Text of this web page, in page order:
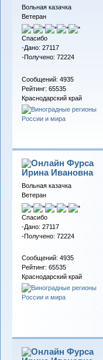
Вольная казачка
Ветеран
Спасибо
-Дано: 27117
-Получено: 72224
Сообщений: 4935
Рейтинг: 65535
Краснодарский край
Фурса
Ирина Ивановна
Вольная казачка
Ветеран
Спасибо
-Дано: 27117
-Получено: 72224
Сообщений: 4935
Рейтинг: 65535
Краснодарский край
Фурса